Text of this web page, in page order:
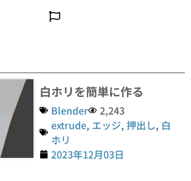
白ホリを簡単に作る
Blender
2,243
extrude, エッジ,押出し, 白
ホリ
2023年12月03日